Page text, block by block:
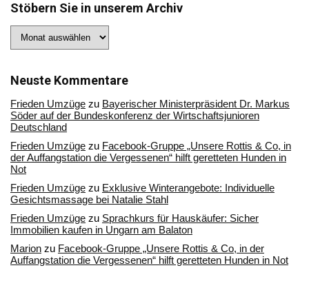
Stöbern Sie in unserem Archiv
Sie
Archiv
Neuste Kommentare
Frieden Umzüge zu Bayerischer Ministerpräsident Dr. Markus
Söder auf der Bundeskonferenz der Wirtschaftsjunioren
Deutschland
Frieden Umzüge zu Facebook-Gruppe „Unsere Rottis & Co, in
der Auffangstation die Vergessenen“ hilft geretteten Hunden in
Not
Frieden Umzüge zu Exklusive Winterangebote: Individuelle
Gesichtsmassage bei Natalie Stahl
Frieden Umzüge zu Sprachkurs für Hauskäufer: Sicher
Immobilien kaufen in Ungarn am Balaton
Marion zu Facebook-Gruppe „Unsere Rottis & Co, in der
Auffangstation die Vergessenen“ hilft geretteten Hunden in Not